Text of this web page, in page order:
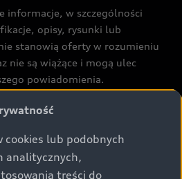
informacje, w szczególności
opisy, rysunki lub
stanowią oferty w rozumieniu
nie są wiążące i mogą ulec
powiadomienia.
Kodeksu cywilnego oraz art.
i obejmują podatek
cookies lub podobnych
analitycznych,
treści do